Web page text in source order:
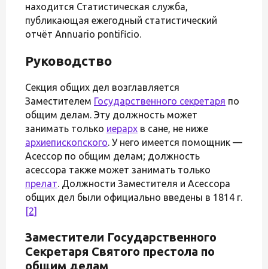
находится Статистическая служба,
публикающая ежегодный статистический
отчёт Annuario pontificio.
Руководство
Секция общих дел возглавляется
Заместителем Государственного секретаря по
общим делам. Эту должность может
занимать только иерарх в сане, не ниже
архиепископского. У него имеется помощник —
Асессор по общим делам; должность
асессора также может занимать только
прелат. Должности Заместителя и Асессора
общих дел были официально введены в 1814 г.
[2]
Заместители Государственного
Секретаря Святого престола по
общим делам